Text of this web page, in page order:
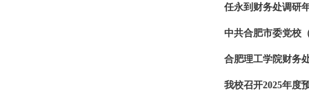
任永到财务处调研
中共合肥市委党校
合肥理工学院财务
我校召开2025年度